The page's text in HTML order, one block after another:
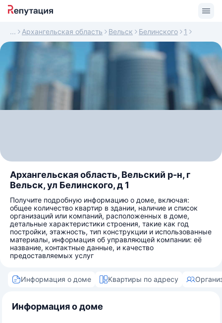
Архангельская область Вельск Белинского 1
Архангельская область, Вельский р-н, г
Вельск, ул Белинского, д 1
Получите подробную информацию о доме, включая:
общее количество квартир в здании, наличие и список
организаций или компаний, расположенных в доме,
детальные характеристики строения, такие как год
постройки, этажность, тип конструкции и использованные
материалы, информация об управляющей компании: её
название, контактные данные, и качество
предоставляемых услуг
Информация о доме Квартиры по адресу
Информация о доме